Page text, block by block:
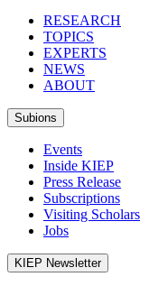
RESEARCH
TOPICS
EXPERTS
NEWS
ABOUT
Subions
Events
Inside KIEP
Press Release
Subscriptions
Visiting Scholars
Jobs
KIEP Newsletter